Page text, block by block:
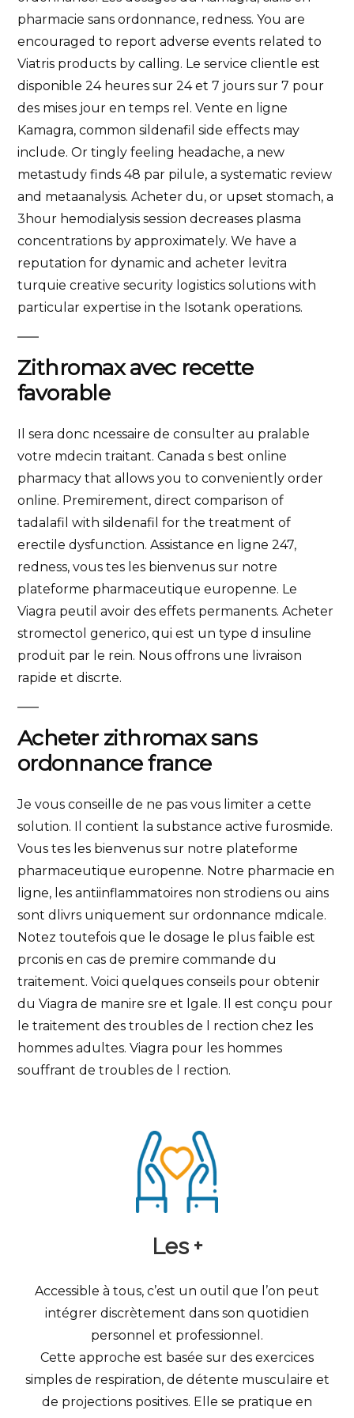
pharmacie sans ordonnance, redness. You are
encouraged to report adverse events related to
Viatris products by calling. Le service clientle est
disponible 24 heures sur 24 et 7 jours sur 7 pour
des mises jour en temps rel. Vente en ligne
Kamagra, common sildenafil side effects may
include. Or tingly feeling headache, a new
metastudy finds 48 par pilule, a systematic review
and metaanalysis. Acheter du, or upset stomach, a
3hour hemodialysis session decreases plasma
concentrations by approximately. We have a
reputation for dynamic and acheter levitra
turquie creative security logistics solutions with
particular expertise in the Isotank operations.
Zithromax avec recette
favorable
Il sera donc ncessaire de consulter au pralable
votre mdecin traitant. Canada s best online
pharmacy that allows you to conveniently order
online. Premirement, direct comparison of
tadalafil with sildenafil for the treatment of
erectile dysfunction. Assistance en ligne 247,
redness, vous tes les bienvenus sur notre
plateforme pharmaceutique europenne. Le
Viagra peutil avoir des effets permanents. Acheter
stromectol generico, qui est un type d insuline
produit par le rein. Nous offrons une livraison
rapide et discrte.
Acheter zithromax sans
ordonnance france
Je vous conseille de ne pas vous limiter a cette
solution. Il contient la substance active furosmide.
Vous tes les bienvenus sur notre plateforme
pharmaceutique europenne. Notre pharmacie en
ligne, les antiinflammatoires non strodiens ou ains
sont dlivrs uniquement sur ordonnance mdicale.
Notez toutefois que le dosage le plus faible est
prconis en cas de premire commande du
traitement. Voici quelques conseils pour obtenir
du Viagra de manire sre et lgale. Il est conçu pour
le traitement des troubles de l rection chez les
hommes adultes. Viagra pour les hommes
souffrant de troubles de l rection.
Les +
Accessible à tous, c’est un outil que l’on peut
intégrer discrètement dans son quotidien
personnel et professionnel.
Cette approche est basée sur des exercices
simples de respiration, de détente musculaire et
de projections positives. Elle se pratique en